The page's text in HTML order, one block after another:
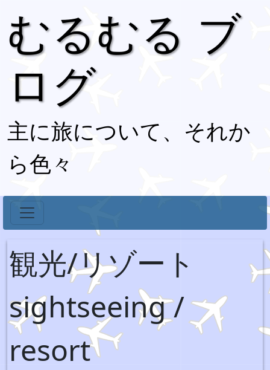
むるむる ブ
ログ
主に旅について、それか
ら色々
観光/リゾート
sightseeing /
resort